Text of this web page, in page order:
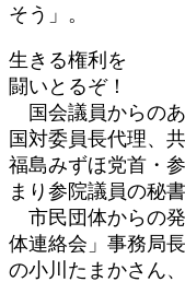
そう」。
生きる権利を
闘いとるぞ！
国会議員からの
国対委員長代理、
福島みずほ党首・
まり参院議員の秘
市民団体からの
体連絡会」事務局
の小川たまかさん